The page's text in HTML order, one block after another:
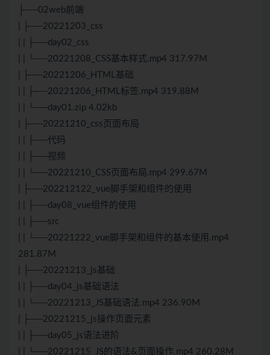
├──02web前端
| ├──20221203_css
| | ├──day02_css
| | └──20221208_ CSS基本样式.mp4 317.97M
| ├──20221206_
HTML基础
| | ├──20221206_
HTML标签.mp4 319.88M
| | └──day01.zip 4.02kb
| ├──20221210_css页面布局
| | ├──代码
| | ├──视频
| | └──20221210_ CSS 页面布局.mp4 299.67M
| ├──202212122_vue脚手架和组件的使用
| | ├──day08_vue组件的使用
| | ├──src
| | └──20221222_vue脚手架和组件的基本使用.mp4
281.87M
| ├──20221213_js基础
| | ├──day04_js基础语法
| | └──20221213_ JS基础语法.mp4 236.90M
| ├──20221215_js操作页面元素
| | ├──day05_js语法进阶
| | └──20221215_ JS 的语法&页面操作.mp4 260.28M